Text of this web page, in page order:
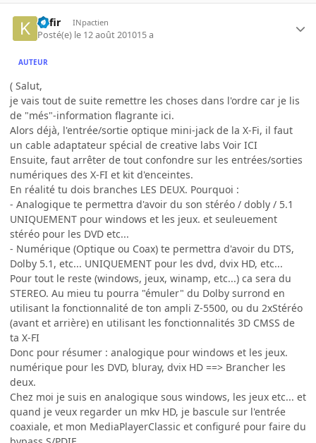
Kafir INpactien
Posté(e) le 12 août 201015 a
AUTEUR
( Salut,
je vais tout de suite remettre les choses dans l'ordre car je lis
de "més"-information flagrante ici.
Alors déjà, l'entrée/sortie optique mini-jack de la X-Fi, il faut
un cable adaptateur spécial de creative labs Voir ICI
Ensuite, faut arrêter de tout confondre sur les entrées/sorties
numériques des X-FI et kit d'enceintes.
En réalité tu dois branches LES DEUX. Pourquoi :
- Analogique te permettra d'avoir du son stéréo / dobly / 5.1
UNIQUEMENT pour windows et les jeux. et seuleuement
stéréo pour les DVD etc...
- Numérique (Optique ou Coax) te permettra d'avoir du DTS,
Dolby 5.1, etc... UNIQUEMENT pour les dvd, dvix HD, etc...
Pour tout le reste (windows, jeux, winamp, etc...) ca sera du
STEREO. Au mieu tu pourra "émuler" du Dolby surrond en
utilisant la fonctionnalité de ton ampli Z-5500, ou du 2xStéréo
(avant et arrière) en utilisant les fonctionnalités 3D CMSS de
ta X-FI
Donc pour résumer : analogique pour windows et les jeux.
numérique pour les DVD, bluray, dvix HD ==> Brancher les
deux.
Chez moi je suis en analogique sous windows, les jeux etc... et
quand je veux regarder un mkv HD, je bascule sur l'entrée
coaxiale, et mon MediaPlayerClassic et configuré pour faire du